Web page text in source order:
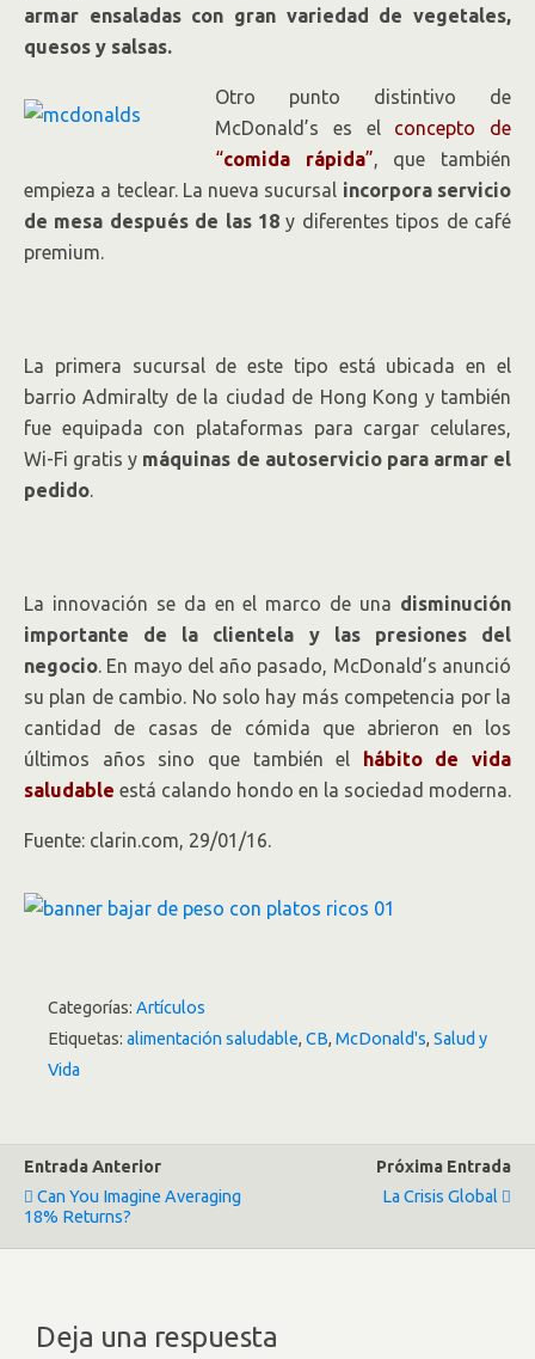
armar ensaladas con gran variedad de vegetales,
quesos y salsas.
Otro punto distintivo de
McDonald’s es el concepto de
“comida rápida”, que también
empieza a teclear. La nueva sucursal incorpora servicio
de mesa después de las 18 y diferentes tipos de café
premium.
La primera sucursal de este tipo está ubicada en el
barrio Admiralty de la ciudad de Hong Kong y también
fue equipada con plataformas para cargar celulares,
Wi-Fi gratis y máquinas de autoservicio para armar el
pedido.
La innovación se da en el marco de una disminución
importante de la clientela y las presiones del
negocio. En mayo del año pasado, McDonald’s anunció
su plan de cambio. No solo hay más competencia por la
cantidad de casas de cómida que abrieron en los
últimos años sino que también el hábito de vida
saludable está calando hondo en la sociedad moderna.
Fuente: clarin.com, 29/01/16.
Categorías: Artículos
Etiquetas: alimentación saludable, CB, McDonald's, Salud y
Vida
Entrada Anterior
Can You Imagine Averaging
18% Returns?
Próxima Entrada
La Crisis Global
Deja una respuesta